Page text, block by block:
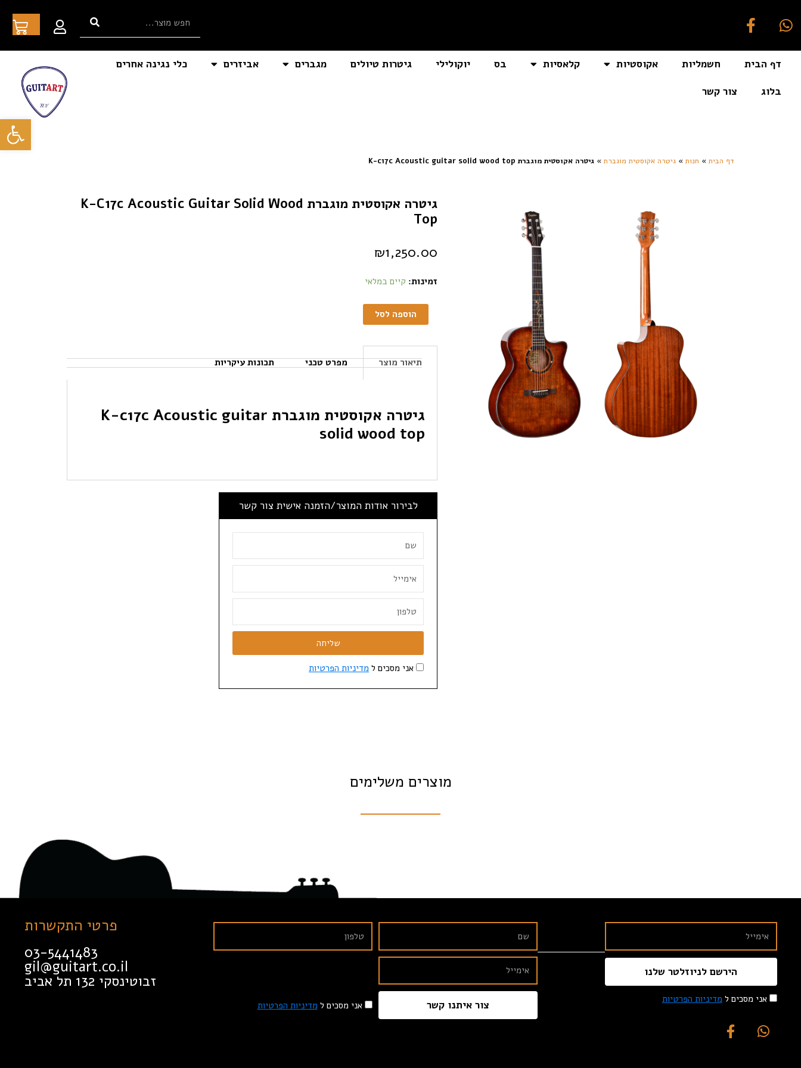
פתח
דף הבית חשמליות אקוסטיות קלאסיות בס יוקולילי גיטרות טיולים מגברים אביזרים
כלי נגינה אחרים
בלוג
צור קשר
דף הבית » חנות » גיטרה אקוסטית מוגברת » גיטרה אקוסטית מוגברת K-c17c Acoustic guitar solid wood top
גיטרה אקוסטית מוגברת K-C17c Acoustic Guitar Solid Wood
Top
₪1,250.00
זמינות: קיים במלאי
הוספה לסל
תיאור מוצר מפרט טכני תכונות עיקריות
גיטרה אקוסטית מוגברת K-c17c Acoustic guitar
solid wood top
לבירור אודות המוצר/הזמנה אישית צור קשר
אני מסכים ל מדיניות הפרטיות
שליחה
מוצרים משלימים
אני מסכים ל מדיניות הפרטיות
הירשם לניוזלטר שלנו
אני מסכים ל מדיניות הפרטיות צור איתנו קשר
פרטי התקשרות
03-5441483
gil@guitart.co.il
זבוטינסקי 132 תל אביב